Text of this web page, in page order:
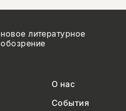
новое литературное
обозрение
О нас
События